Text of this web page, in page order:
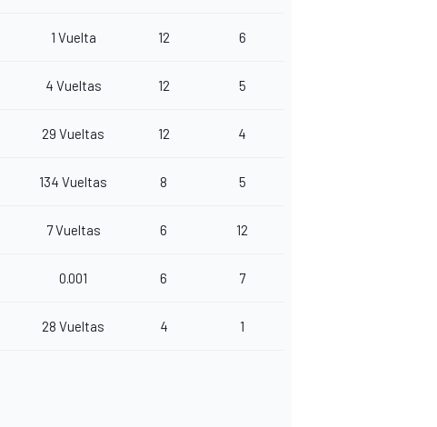
1 Vuelta 12 6
4 Vueltas 12 5
29 Vueltas 12 4
134 Vueltas 8 5
7 Vueltas 6 12
0.001 6 7
28 Vueltas 4 1